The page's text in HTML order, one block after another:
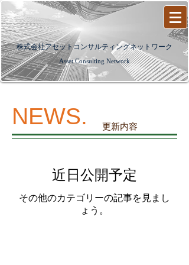
​株式会社アセットコンサルティングネットワーク
Asset Consulting Network
NEWS. 更新内容
近日公開予定
その他のカテゴリーの記事を見まし
ょう。